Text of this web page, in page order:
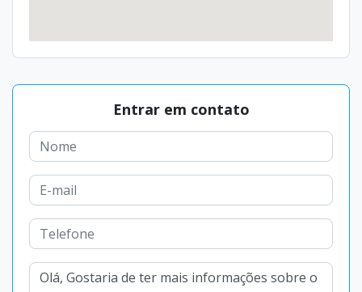
Entrar em contato